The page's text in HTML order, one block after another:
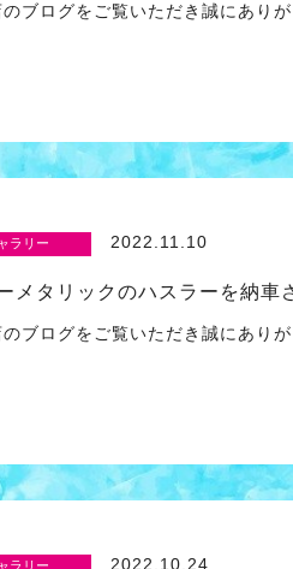
のブログをご覧いただき誠にあり
ラリー 2022.11.10
メタリックのハスラーを納車
ブログをご覧いただき誠にあり
ラリー 2022.10.24